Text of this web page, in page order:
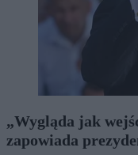
„Wygląda jak
zapowiada